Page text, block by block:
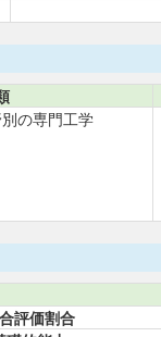
の専門工学
評価割合